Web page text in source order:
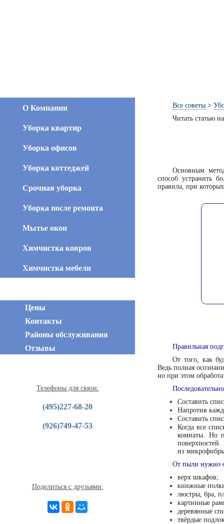
О Компании
Уборка квартир
Уборка офисов
Уборка коттеджей
Срочная уборка
Уборка после ремонта
Мытье окон
Химчистка ковров
Химчистка мебели
Цены
Контакты
Районы обслуживания
Отзывы
Телефоны для связи:
(495)227-68-20
(926)749-47-53
Поделиться с друзьями:
Все советы >
Читать статью
Основным
способ устранить
правила, при
Правильная
От того, как
Ведь полная
но при этом
Составить
Напротив
Составить
Когда все
комнаты. Но
из
От пыли нужно
верх шкафов;
книжные
люстры, бра,
картинные
деревянные
твёрдые